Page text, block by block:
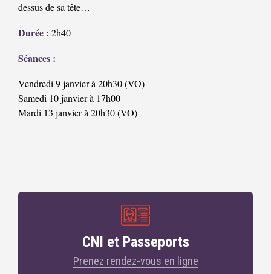
dessus de sa tête…
Durée : 2h40
Séances :
Vendredi 9 janvier à 20h30 (VO)
Samedi 10 janvier à 17h00
Mardi 13 janvier à 20h30 (VO)
CNI et Passeports
Prenez rendez-vous en ligne